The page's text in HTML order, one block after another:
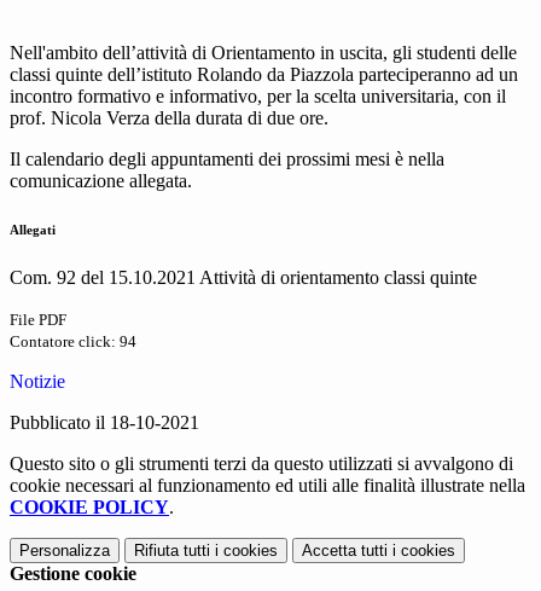
Nell'ambito dell’attività di Orientamento in uscita, gli studenti delle
classi quinte dell’istituto Rolando da Piazzola parteciperanno ad un
incontro formativo e informativo, per la scelta universitaria, con il
prof. Nicola Verza della durata di due ore.
Il calendario degli appuntamenti dei prossimi mesi è nella
comunicazione allegata.
Allegati
Com. 92 del 15.10.2021 Attività di orientamento classi quinte
File PDF
Contatore click: 94
Notizie
Pubblicato il 18-10-2021
Questo sito o gli strumenti terzi da questo utilizzati si avvalgono di
cookie necessari al funzionamento ed utili alle finalità illustrate nella
COOKIE POLICY.
Personalizza Rifiuta tutti i cookies Accetta tutti i cookies
Gestione cookie